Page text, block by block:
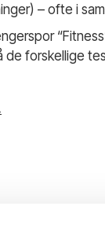
– ofte i
forskellige